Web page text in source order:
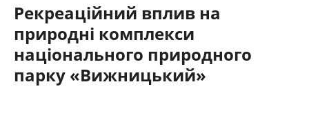
Рекреаційний вплив на
природні комплекси
національного природного
парку «Вижницький»